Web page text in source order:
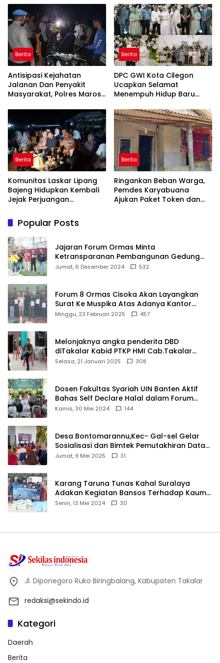
Pertama di Takalar,
Melayani Terapis Gratis
untuk Pasien Dhuafa dan
umum.
Gratis
Berita
Antisipasi Kejahatan
Jalanan Dan Penyakit
Masyarakat, Polres Maros
Kondusif
Berita
DPC GWI Kota Cilegon
Ucapkan Selamat
Menempuh Hidup Baru
Tuanku Ihza Kemalsya
Damanik
Berita
Komunitas Laskar Lipang
Bajeng Hidupkan Kembali
Jejak Perjuangan
Wabup Takalar: Apresiasi
Bahwa Sejarah Adalah
Warisan yang Tak Ternilai”.
Berita
Ringankan Beban Warga,
Pemdes Karyabuana
Ajukan Paket Token dan
Popular Posts
Jajaran Forum Ormas Minta
Ketransparanan Pembangunan Gedung
Damkar Di Kecamatan Cisoka
Jumat, 6 Desember 2024 532
Forum 8 Ormas Cisoka Akan Layangkan
Surat Ke Muspika Atas Adanya Kantor
Matel di Cisoka
Minggu, 23 Februari 2025 457
Melonjaknya angka penderita DBD
diTakalar Kabid PTKP HMI Cab.Takalar
angkat bicara
Selasa, 21 Januari 2025 308
Dosen Fakultas Syariah UIN Banten Aktif
Bahas Self Declare Halal dalam Forum
Ijtima Ulama MUI
Kamis, 30 Mei 2024 144
Desa Bontomarannu,Kec- Gal-sel Gelar
Sosialisasi dan Bimtek Pemutakhiran Data
ID
Jumat, 9 Mei 2025 31
Karang Taruna Tunas Kahal Suralaya
Adakan Kegiatan Bansos Terhadap Kaum
Dhuafa dan Anak Yatim-Piatu
Senin, 13 Mei 2024 30
Jl. Diponegoro Ruko Biringbalang, Kabupaten Takalar
redaksi@sekindo.id
Kategori
Daerah
Berita